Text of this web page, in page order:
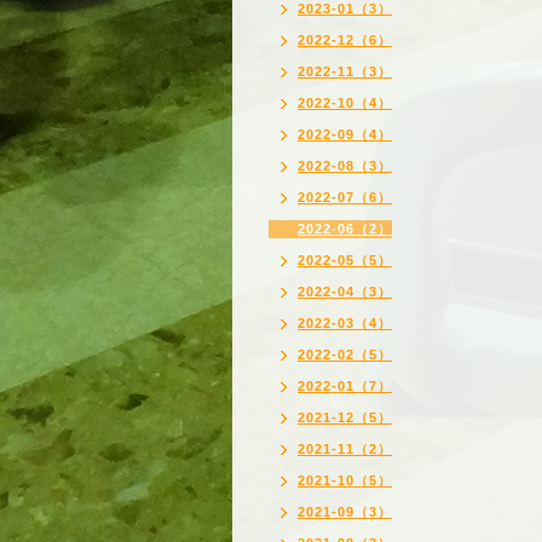
2023-01（3）
2022-12（6）
2022-11（3）
2022-10（4）
2022-09（4）
2022-08（3）
2022-07（6）
2022-06（2）
2022-05（5）
2022-04（3）
2022-03（4）
2022-02（5）
2022-01（7）
2021-12（5）
2021-11（2）
2021-10（5）
2021-09（3）